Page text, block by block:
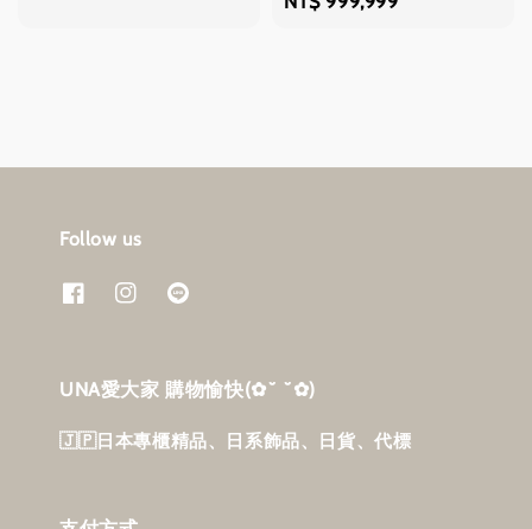
Follow us
UNA愛大家 購物愉快‎(✿˘ ˘✿)
🇯🇵日本專櫃精品、日系飾品、日貨、代標